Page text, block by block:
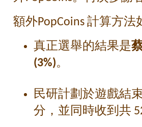
額外PopCoins 計算方法
真正選舉的結果是
(3%)。
民研計劃於遊戲結
分，並同時收到共